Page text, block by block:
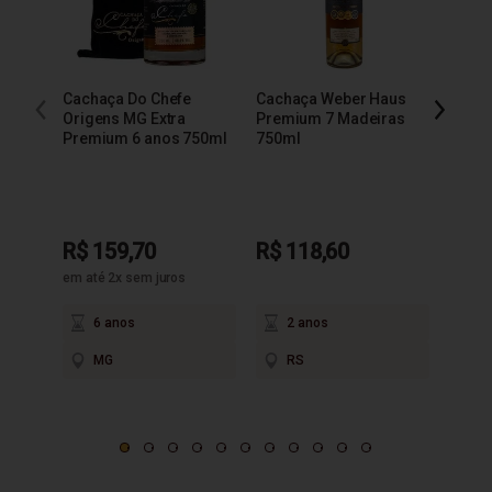
Cachaça Do Chefe
Origens MG Extra
Premium 6 anos 750ml
R$ 159,70
em até 2x sem juros
6 anos
MG
Cachaça Weber Haus
Premium 7 Madeiras
750ml
R$ 118,60
2 anos
RS